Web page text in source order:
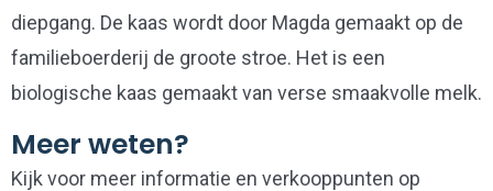
diepgang. De kaas wordt door Magda gemaakt op de
familieboerderij de groote stroe. Het is een
biologische kaas gemaakt van verse smaakvolle melk.
Meer weten?
Kijk voor meer informatie en verkooppunten op